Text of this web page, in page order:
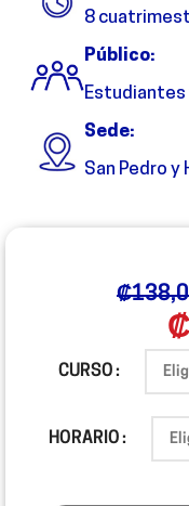
8
Público:
Estudiantes
Sede:
San Pedro y
₡
₡
CURSO
HORARIO